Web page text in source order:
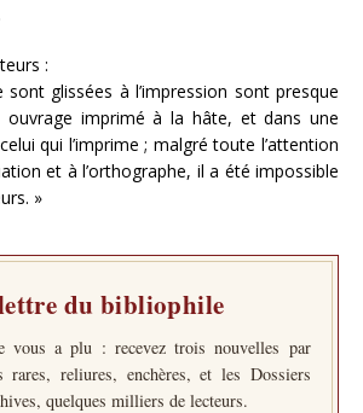
:
glissées à l’impression sont presque
ouvrage imprimé à la hâte, et dans une
qui l’imprime ; malgré toute l’attention
et à l’orthographe, il a été impossible
»
du bibliophile
vous a plu : recevez trois nouvelles par
reliures, enchères, et les Dossiers
quelques milliers de lecteurs.